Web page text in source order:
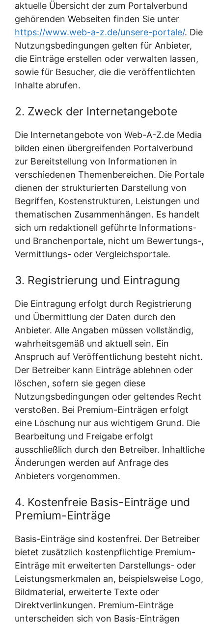
aktuelle Übersicht der zum Portalverbund
gehörenden Webseiten finden Sie unter
https://www.web-a-z.de/unsere-portale/. Die
Nutzungsbedingungen gelten für Anbieter,
die Einträge erstellen oder verwalten lassen,
sowie für Besucher, die die veröffentlichten
Inhalte abrufen.
2. Zweck der Internetangebote
Die Internetangebote von Web-A-Z.de Media
bilden einen übergreifenden Portalverbund
zur Bereitstellung von Informationen in
verschiedenen Themenbereichen. Die Portale
dienen der strukturierten Darstellung von
Begriffen, Kostenstrukturen, Leistungen und
thematischen Zusammenhängen. Es handelt
sich um redaktionell geführte Informations-
und Branchenportale, nicht um Bewertungs-,
Vermittlungs- oder Vergleichsportale.
3. Registrierung und Eintragung
Die Eintragung erfolgt durch Registrierung
und Übermittlung der Daten durch den
Anbieter. Alle Angaben müssen vollständig,
wahrheitsgemäß und aktuell sein. Ein
Anspruch auf Veröffentlichung besteht nicht.
Der Betreiber kann Einträge ablehnen oder
löschen, sofern sie gegen diese
Nutzungsbedingungen oder geltendes Recht
verstoßen. Bei Premium-Einträgen erfolgt
eine Löschung nur aus wichtigem Grund. Die
Bearbeitung und Freigabe erfolgt
ausschließlich durch den Betreiber. Inhaltliche
Änderungen werden auf Anfrage des
Anbieters vorgenommen.
4. Kostenfreie Basis-Einträge und
Premium-Einträge
Basis-Einträge sind kostenfrei. Der Betreiber
bietet zusätzlich kostenpflichtige Premium-
Einträge mit erweiterten Darstellungs- oder
Leistungsmerkmalen an, beispielsweise Logo,
Bildmaterial, erweiterte Texte oder
Direktverlinkungen. Premium-Einträge
unterscheiden sich von Basis-Einträgen